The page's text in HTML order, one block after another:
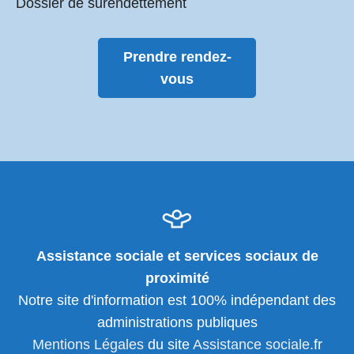
Dossier de surendettement
Prendre rendez-
vous
Assistance sociale et services sociaux de
proximité
Notre site d'information est 100% indépendant des
administrations publiques
Mentions Légalesdu site Assistance sociale.fr